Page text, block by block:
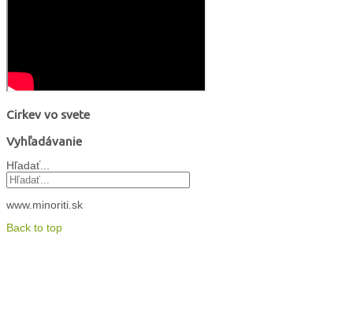
Cirkev vo svete
Vyhľadávanie
Hľadať...
www.minoriti.sk
Back to top